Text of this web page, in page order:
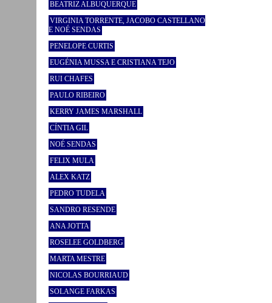
BEATRIZ ALBUQUERQUE
VIRGINIA TORRENTE, JACOBO CASTELLANO
E NOÉ SENDAS
PENELOPE CURTIS
EUGÉNIA MUSSA E CRISTIANA TEJO
RUI CHAFES
PAULO RIBEIRO
KERRY JAMES MARSHALL
CÍNTIA GIL
NOÉ SENDAS
FELIX MULA
ALEX KATZ
PEDRO TUDELA
SANDRO RESENDE
ANA JOTTA
ROSELEE GOLDBERG
MARTA MESTRE
NICOLAS BOURRIAUD
SOLANGE FARKAS